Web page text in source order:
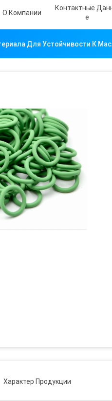
О Компании
Контактные
Е
Для Устойчивости К
Характер Продукции